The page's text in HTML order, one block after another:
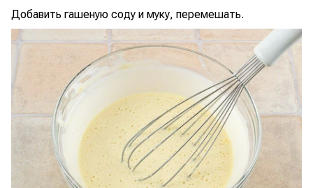
Добавить гашеную соду и муку, перемешать.